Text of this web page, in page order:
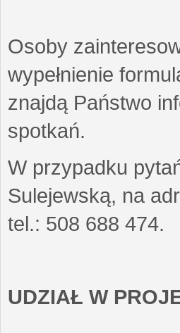
Osoby
wypełnienie
znajdą Państwo
spotkań.
W przypadku
Sulejewską, na
tel.: 508 688 474.
UDZIAŁ W